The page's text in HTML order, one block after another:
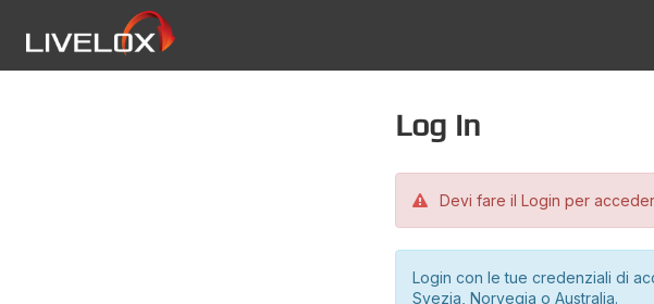
Log in
Devi fare il Login per
Login con le tue credenziali di
Svezia, Norvegia o Australia.